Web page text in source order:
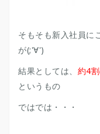
そもそも新入社員に
が(;'∀')
結果としては、 約4
というもの
ではでは・・・